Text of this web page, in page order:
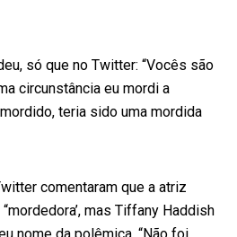
só que no Twitter: “Vocês são
circunstância eu mordi a
teria sido uma mordida
comentaram que a atriz
mas Tiffany Haddish